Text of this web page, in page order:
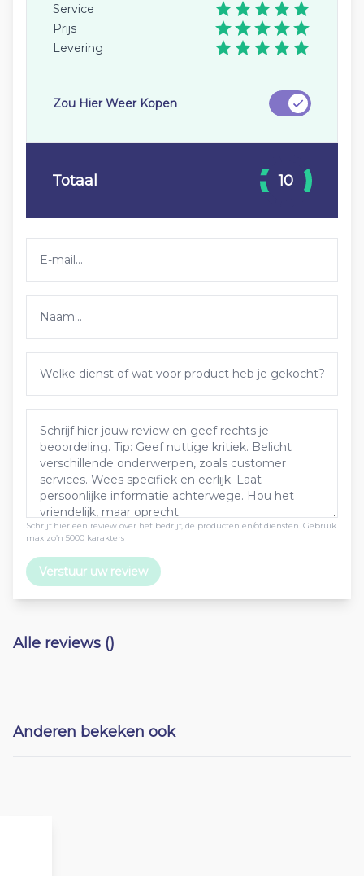
Schrijf hier een review over het bedrijf, de producten en/of diensten. Gebruik
max zo’n 5000 karakters
Verstuur uw review
Service
Prijs
Levering
Zou Hier Weer Kopen
Totaal 10
Alle reviews ()
Anderen bekeken ook